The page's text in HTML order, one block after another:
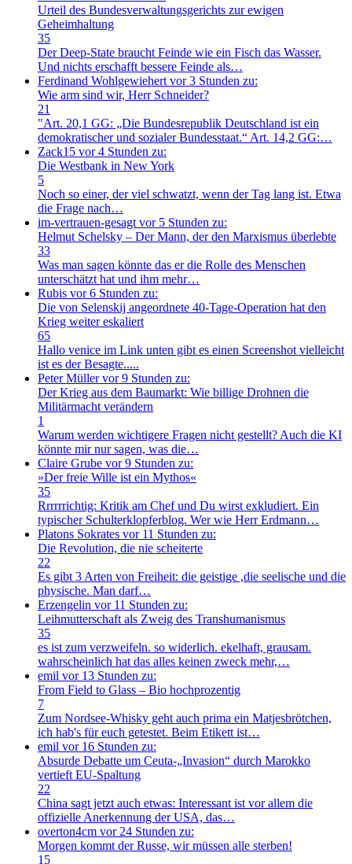
Urteil des Bundesverwaltungsgerichts zur ewigen
Geheimhaltung
35
Der Deep-State braucht Feinde wie ein Fisch das Wasser.
Und nichts erschafft bessere Feinde als…
Ferdinand Wohlgewiehert vor 3 Stunden zu:
Wie arm sind wir, Herr Schneider?
21
"Art. 20,1 GG: „Die Bundesrepublik Deutschland ist ein
demokratischer und sozialer Bundesstaat.“ Art. 14,2 GG:…
Zack15 vor 4 Stunden zu:
Die Westbank in New York
5
Noch so einer, der viel schwatzt, wenn der Tag lang ist. Etwa
die Frage nach…
im-vertrauen-gesagt vor 5 Stunden zu:
Helmut Schelsky – Der Mann, der den Marxismus überlebte
33
Was man sagen könnte das er die Rolle des Menschen
unterschätzt hat und ihm mehr…
Rubis vor 6 Stunden zu:
Die von Selenskij angeordnete 40-Tage-Operation hat den
Krieg weiter eskaliert
65
Hallo venice im Link unten gibt es einen Screenshot vielleicht
ist es der Besagte.....
Peter Müllervor 9 Stunden zu:
Der Krieg aus dem Baumarkt: Wie billige Drohnen die
Militärmacht verändern
1
Warum werden wichtigere Fragen nicht gestellt? Auch die KI
könnte mir nur sagen, was die…
Claire Grube vor 9 Stunden zu:
»Der freie Wille ist ein Mythos«
35
Rrrrrrichtig: Kritik am Chef und Du wirst exkludiert. Ein
typischer Schulterklopferblog. Wer wie Herr Erdmann…
Platons Sokrates vor 11 Stunden zu:
Die Revolution, die nie scheiterte
22
Es gibt 3 Arten von Freiheit: die geistige ,die seelische und die
physische. Man darf…
Erzengelin vor 11 Stunden zu:
Leihmutterschaft als Zweig des Transhumanismus
35
es ist zum verzweifeln. so widerlich. ekelhaft, grausam.
wahrscheinlich hat das alles keinen zweck mehr,…
emil vor 13 Stunden zu:
From Field to Glass – Bio hochprozentig
7
Zum Nordsee-Whisky geht auch prima ein Matjesbrötchen,
ich hab's für euch getestet. Beim Etikett ist…
emil vor 16 Stunden zu:
Absurde Debatte um Ceuta-„Invasion“ durch Marokko
vertieft EU-Spaltung
22
China sagt jetzt auch etwas: Interessant ist vor allem die
offizielle Anerkennung der USA, das…
overton4cm vor 24 Stunden zu:
Morgen kommt der Russe, wir müssen alle sterben!
15